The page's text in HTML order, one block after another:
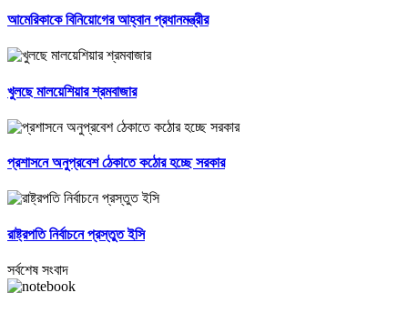
আমেরিকাকে বিনিয়োগের আহ্বান প্রধানমন্ত্রীর
খুলছে মালয়েশিয়ার শ্রমবাজার
প্রশাসনে অনুপ্রবেশ ঠেকাতে কঠোর হচ্ছে সরকার
রাষ্ট্রপতি নির্বাচনে প্রস্তুত ইসি
সর্বশেষ সংবাদ